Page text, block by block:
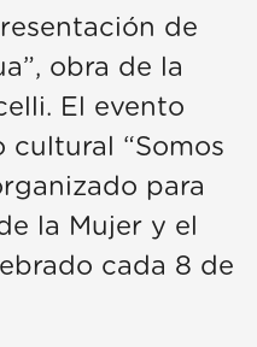
de
obra de la
El evento
“Somos
para
la Mujer y el
cada 8 de